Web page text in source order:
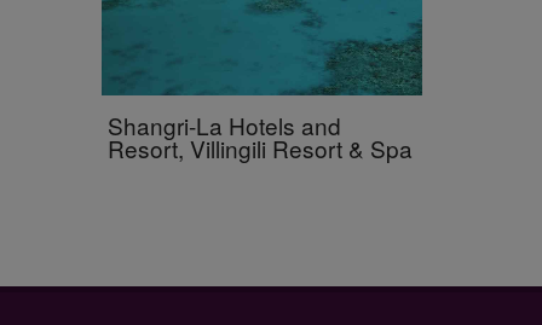
Shangri-La Hotels and
Resort, Villingili Resort & Spa